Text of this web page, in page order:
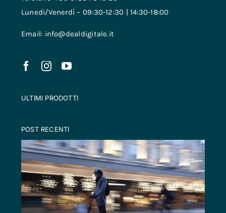
Lunedi/Venerdì – 09:30-12:30 | 14:30-18:00
Email: info@dealdigitale.it
ULTIMI PRODOTTI
POST RECENTI